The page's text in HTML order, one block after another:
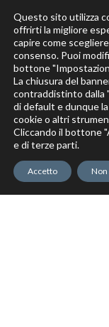
Elite Pro
Questo sito utilizza
offrirti la migliore
capire come
consenso. Puoi
bottone
La chiusura del
contraddistinto dalla
di default e dunque
cookie o altri
Cliccando il bottone
e di terze parti.
Accetto Non